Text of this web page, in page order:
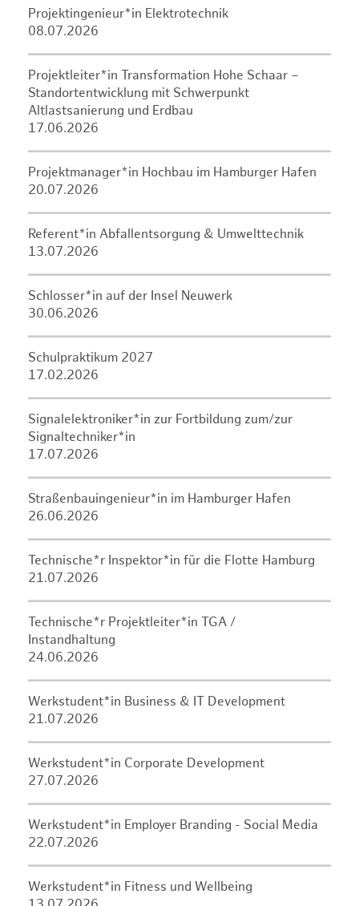
Projektingenieur*in Elektrotechnik
08.07.2026
Projektleiter*in Transformation Hohe Schaar –
Standortentwicklung mit Schwerpunkt
Altlastsanierung und Erdbau
17.06.2026
Projektmanager*in Hochbau im Hamburger Hafen
20.07.2026
Referent*in Abfallentsorgung & Umwelttechnik
13.07.2026
Schlosser*in auf der Insel Neuwerk
30.06.2026
Schulpraktikum 2027
17.02.2026
Signalelektroniker*in zur Fortbildung zum/zur
Signaltechniker*in
17.07.2026
Straßenbauingenieur*in im Hamburger Hafen
26.06.2026
Technische*r Inspektor*in für die Flotte Hamburg
21.07.2026
Technische*r Projektleiter*in TGA /
Instandhaltung
24.06.2026
Werkstudent*in Business & IT Development
21.07.2026
Werkstudent*in Corporate Development
27.07.2026
Werkstudent*in Employer Branding - Social Media
22.07.2026
Werkstudent*in Fitness und Wellbeing